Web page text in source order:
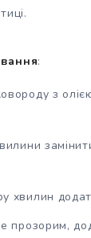
:
з
хвилин
прозорим,